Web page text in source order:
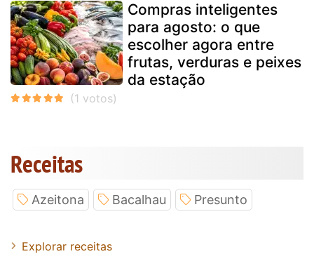
Compras inteligentes
para agosto: o que
escolher agora entre
frutas, verduras e peixes
da estação
Receitas
Azeitona Bacalhau Presunto
Explorar receitas